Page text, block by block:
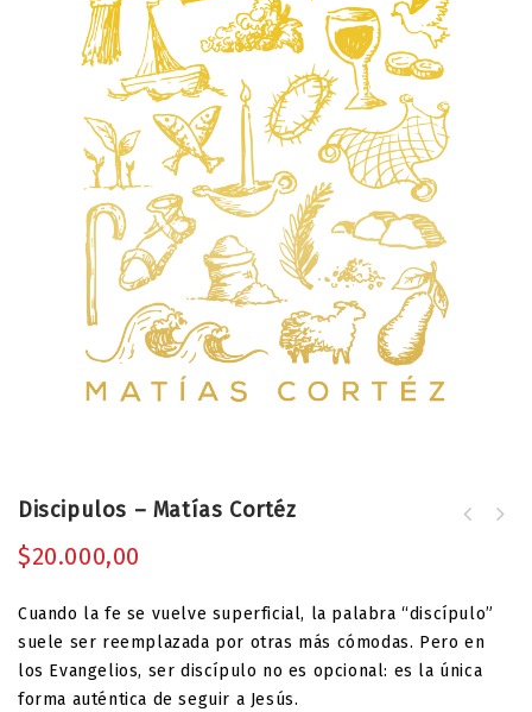
Discipulos – Matías Cortéz
$20.000,00
Cuando la fe se vuelve superficial, la palabra “discípulo”
suele ser reemplazada por otras más cómodas. Pero en
los Evangelios, ser discípulo no es opcional: es la única
forma auténtica de seguir a Jesús.